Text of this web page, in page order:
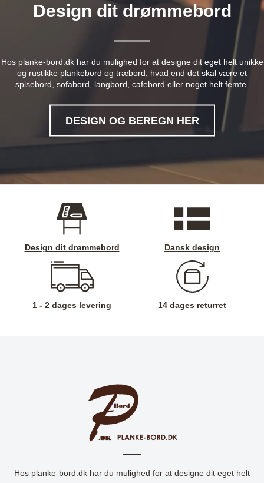
Design dit drømmebord
Hos planke-bord.dk har du mulighed for at designe dit eget helt unikke
og rustikke plankebord og træbord, hvad end det skal være et
spisebord, sofabord, langbord, cafebord eller noget helt femte.
DESIGN OG BEREGN HER
Design dit drømmebord Dansk design
1 - 2 dages levering 14 dages returret
Hos planke-bord.dk har du mulighed for at designe dit eget helt